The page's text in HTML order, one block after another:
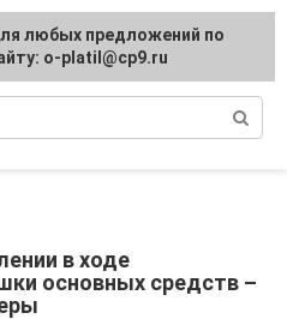
в ходе
основных средств –
любых предложений по
o-platil@cp9.ru